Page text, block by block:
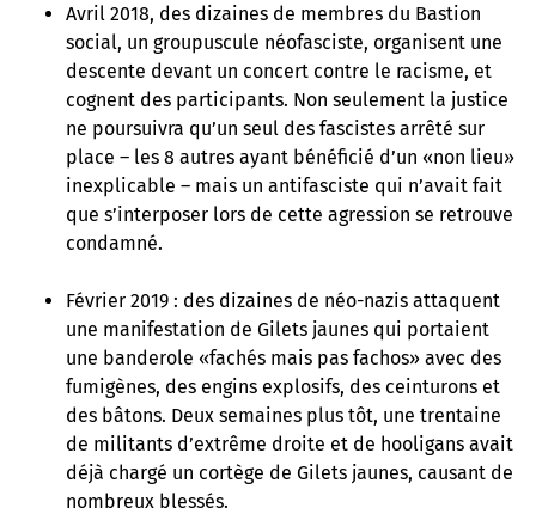
Avril 2018, des dizaines de membres du Bastion
social, un groupuscule néofasciste, organisent une
descente devant un concert contre le racisme, et
cognent des participants. Non seulement la justice
ne poursuivra qu’un seul des fascistes arrêté sur
place – les 8 autres ayant bénéficié d’un «non lieu»
inexplicable – mais un antifasciste qui n’avait fait
que s’interposer lors de cette agression se retrouve
condamné.
Février 2019 : des dizaines de néo-nazis attaquent
une manifestation de Gilets jaunes qui portaient
une banderole «fachés mais pas fachos» avec des
fumigènes, des engins explosifs, des ceinturons et
des bâtons. Deux semaines plus tôt, une trentaine
de militants d’extrême droite et de hooligans avait
déjà chargé un cortège de Gilets jaunes, causant de
nombreux blessés.